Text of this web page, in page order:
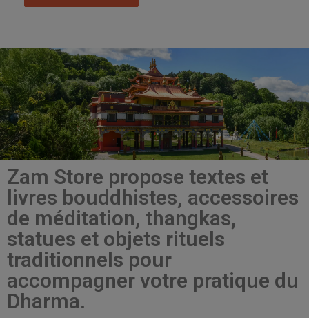
Zam Store propose textes et
livres bouddhistes, accessoires
de méditation, thangkas,
statues et objets rituels
traditionnels pour
accompagner votre pratique du
Dharma.